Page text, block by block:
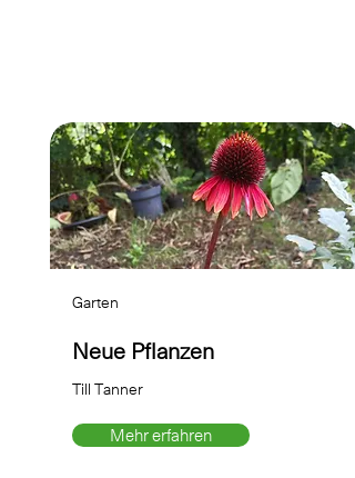
Garten
Neue Pflanzen
Till Tanner
Mehr erfahren